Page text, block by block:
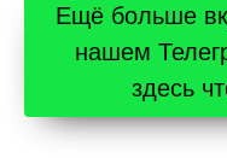
Ещё больше
нашем
здесь